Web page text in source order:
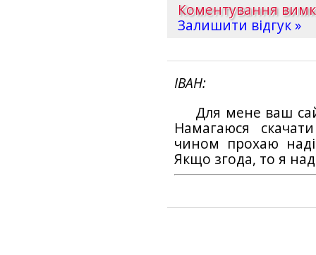
Коментування
Залишити відгук »
ІВАН
Для мене ваш
Намагаюся
чином прохаю
Якщо згода, то я